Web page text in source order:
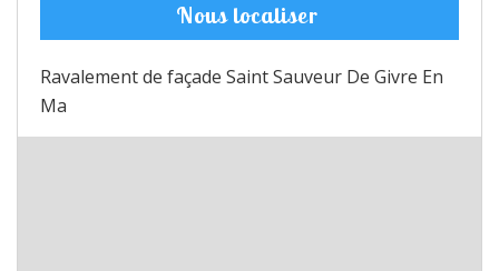
Nous localiser
Ravalement de façade Saint Sauveur De Givre En
Ma